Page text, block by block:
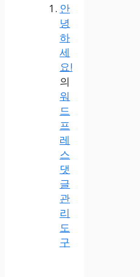
안
녕
하
세
요!
의
워
드
프
레
스
댓
글
관
리
도
구